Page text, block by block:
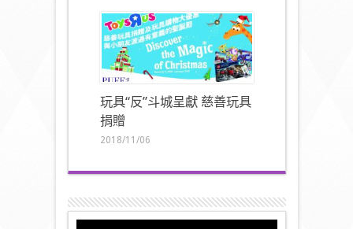
玩具“反”斗城呈獻 慈善玩具
捐贈
2018/11/06